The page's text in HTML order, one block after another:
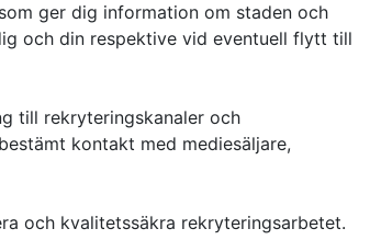
ger dig information om staden och
och din respektive vid eventuell flytt till
till rekryteringskanaler och
kontakt med mediesäljare,
och kvalitetssäkra rekryteringsarbetet.